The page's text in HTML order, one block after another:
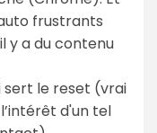
frustrants
y a du contenu
le reset (vrai
d'un tel